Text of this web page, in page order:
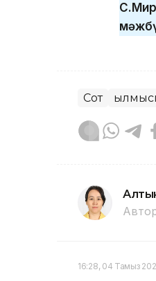
Сот
16:28, 04 Тамыз